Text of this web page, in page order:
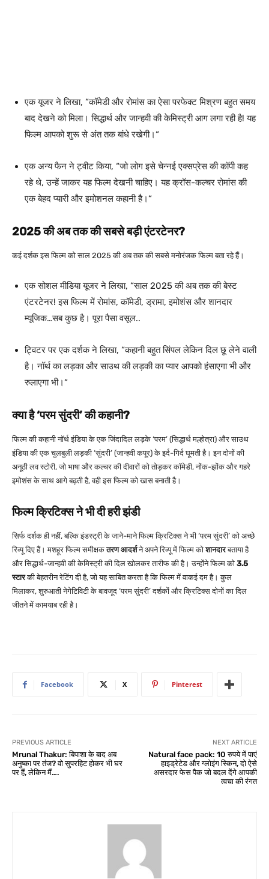
एक यूजर ने लिखा, “कॉमेडी और रोमांस का ऐसा परफेक्ट मिश्रण बहुत समय
बाद देखने को मिला। सिद्धार्थ और जान्हवी की केमिस्ट्री आग लगा रही है! यह
फिल्म आपको शुरू से अंत तक बांधे रखेगी। “
एक अन्य फैन ने ट्वीट किया, “जो लोग इसे चेन्नई एक्सप्रेस की कॉपी कह
रहे थे, उन्हें जाकर यह फिल्म देखनी चाहिए। यह क्रॉस-कल्चर रोमांस की
एक बेहद प्यारी और इमोशनल कहानी है। “
2025 की अब तक की सबसे बड़ी एंटरटेनर?
कई दर्शक इस फिल्म को साल 2025 की अब तक की सबसे मनोरंजक फिल्म बता रहे हैं।
एक सोशल मीडिया यूजर ने लिखा, “साल 2025 की अब तक की बेस्ट
एंटरटेनर! इस फिल्म में रोमांस, कॉमेडी, ड्रामा, इमोशंस और शानदार
म्यूजिक…सब कुछ है। पूरा पैसा वसूल..
ट्विटर पर एक दर्शक ने लिखा, “कहानी बहुत सिंपल लेकिन दिल छू लेने वाली
है। नॉर्थ का लड़का और साउथ की लड़की का प्यार आपको हंसाएगा भी और
रुलाएगा भी। “
क्या है ‘परम सुंदरी’ की कहानी?
फिल्म की कहानी नॉर्थ इंडिया के एक जिंदादिल लड़के ‘परम’ (सिद्धार्थ मल्होत्रा) और साउथ
इंडिया की एक चुलबुली लड़की ‘सुंदरी’ (जान्हवी कपूर) के इर्द-गिर्द घूमती है। इन दोनों की
अनूठी लव स्टोरी, जो भाषा और कल्चर की दीवारों को तोड़कर कॉमेडी, नोंक-झोंक और गहरे
इमोशंस के साथ आगे बढ़ती है, वही इस फिल्म को खास बनाती है।
फिल्म क्रिटिक्स ने भी दी हरी झंडी
सिर्फ दर्शक ही नहीं, बल्कि इंडस्ट्री के जाने-माने फिल्म क्रिटिक्स ने भी ‘परम सुंदरी’ को अच्छे
रिव्यू दिए हैं। मशहूर फिल्म समीक्षकतरण आदर्शने अपने रिव्यू में फिल्म कोशानदारबताया है
और सिद्धार्थ-जान्हवी की केमिस्ट्री की दिल खोलकर तारीफ की है। उन्होंने फिल्म को 3.5
स्टारकी बेहतरीन रेटिंग दी है, जो यह साबित करता है कि फिल्म में वाकई दम है।कुल
मिलाकर, शुरुआती नेगेटिविटी के बावजूद ‘परम सुंदरी’ दर्शकों और क्रिटिक्स दोनों का दिल
जीतने में कामयाब रही है।
Facebook X Pinterest
PREVIOUS ARTICLE
Mrunal Thakur: बिपाशा के बाद अब
अनुष्का पर तंज? वो सुपरहिट होकर भी घर
पर हैं, लेकिन मैं….
NEXT ARTICLE
Natural face pack: 10 रुपये में पाएं
हाइड्रेटेड और ग्लोइंग स्किन, दो ऐसे
असरदार फेस पैक जो बदल देंगे आपकी
त्वचा की रंगत